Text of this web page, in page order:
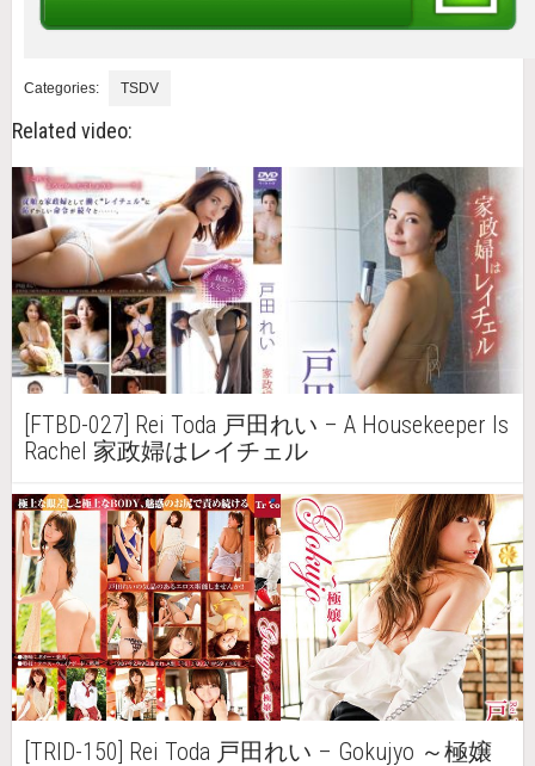
Categories: TSDV
Related video:
[FTBD-027] Rei Toda 戸田れい – A Housekeeper Is
Rachel 家政婦はレイチェル
[TRID-150] Rei Toda 戸田れい – Gokujyo ～極嬢